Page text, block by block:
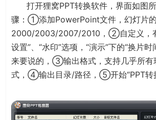
打开狸窝PPT转换软件，界面如图
骤：①添加PowerPoint文件，幻灯片
2000/2003/2007/2010，②自定义，有
设置”、“水印”选项，“演示”下的“换片
来要说的，③输出格式，支持几乎所有
式，④输出目录/路径，⑤开始“PPT转